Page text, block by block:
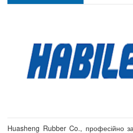
Huasheng Rubber Co., професійно